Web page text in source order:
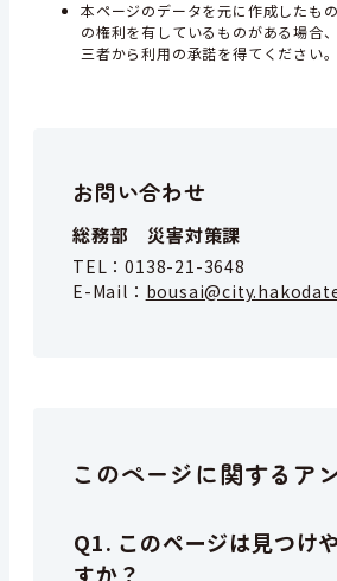
本ページのデータを元に作成したも
の権利を有しているものがある場合
三者から利用の承諾を得てください。
お問い合わせ
総務部 災害対策課
TEL：0138-21-3648
E-Mail：
このページに関するア